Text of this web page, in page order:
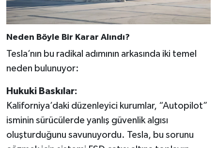
Neden Böyle Bir Karar Alındı?
Tesla’nın bu radikal adımının arkasında iki temel
neden bulunuyor:
Hukuki Baskılar:
Kaliforniya’daki düzenleyici kurumlar, “Autopilot”
isminin sürücülerde yanlış güvenlik algısı
oluşturduğunu savunuyordu. Tesla, bu sorunu